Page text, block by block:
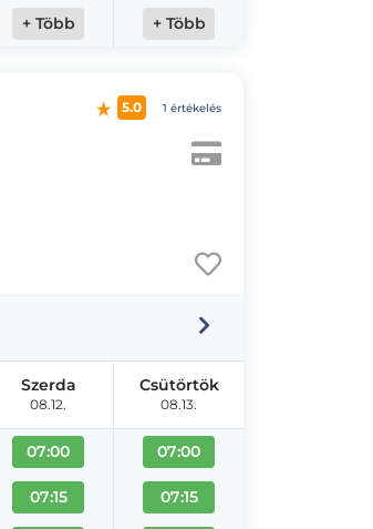
+ Több + Több
5.0 1 értékelés
Szerda
08.12.
07:00
07:15
Csütörtök
08.13.
07:00
07:15